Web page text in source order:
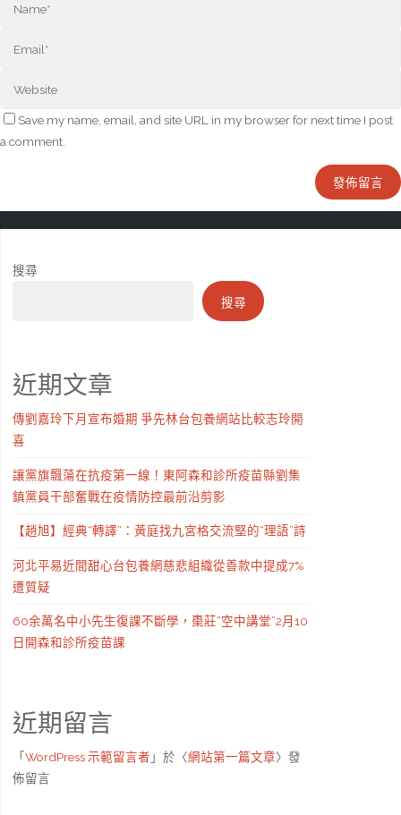
Save my name, email, and site URL in my browser for next time I post
a comment.
搜尋
搜尋
近期文章
傳劉嘉玲下月宣布婚期 爭先林台包養網站比較志玲開
喜
讓黨旗飄蕩在抗疫第一線！東阿森和診所疫苗縣劉集
鎮黨員干部奮戰在疫情防控最前沿剪影
【趙旭】經典“轉譯”：黃庭找九宮格交流堅的“理語”詩
河北平易近間甜心台包養網慈悲組織從善款中提成7%
遭質疑
60余萬名中小先生復課不斷學，棗莊“空中講堂”2月10
日開森和診所疫苗課
近期留言
「WordPress 示範留言者 」於〈網站第一篇文章〉發
佈留言